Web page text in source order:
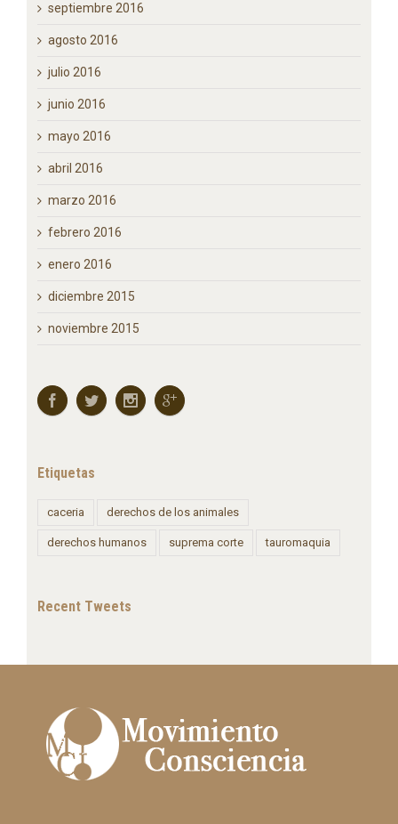
septiembre 2016
agosto 2016
julio 2016
junio 2016
mayo 2016
abril 2016
marzo 2016
febrero 2016
enero 2016
diciembre 2015
noviembre 2015
Etiquetas
caceria derechos de los animales
derechos humanos suprema corte tauromaquia
Recent Tweets